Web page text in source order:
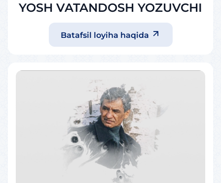
YOSH VATANDOSH YOZUVCHI
Batafsil loyiha haqida